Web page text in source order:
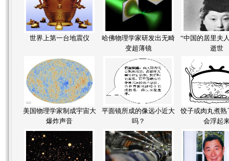
世界上第一台地震仪
哈佛物理学家研发出无畸
变超薄镜
“中国的居里夫
逝世
美国物理学家制成宇宙大
爆炸声音
平面镜所成的像远小近大
吗？
饺子或肉丸煮熟
会浮起